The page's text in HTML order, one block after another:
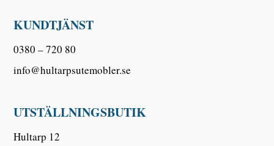
KUNDTJÄNST
0380 – 720 80
info@hultarpsutemobler.se
UTSTÄLLNINGSBUTIK
Hultarp 12